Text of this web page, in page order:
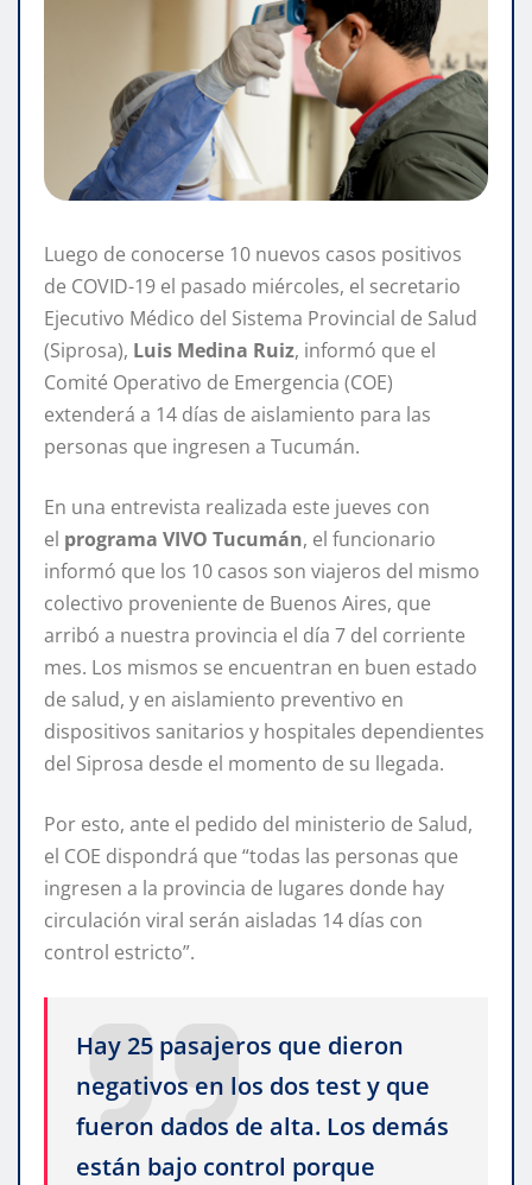
Luego de conocerse 10 nuevos casos positivos
de COVID-19 el pasado miércoles, el secretario
Ejecutivo Médico del Sistema Provincial de Salud
(Siprosa), Luis Medina Ruiz, informó que el
Comité Operativo de Emergencia (COE)
extenderá a 14 días de aislamiento para las
personas que ingresen a Tucumán.
En una entrevista realizada este jueves con
el programa VIVO Tucumán, el funcionario
informó que los 10 casos son viajeros del mismo
colectivo proveniente de Buenos Aires, que
arribó a nuestra provincia el día 7 del corriente
mes. Los mismos se encuentran en buen estado
de salud, y en aislamiento preventivo en
dispositivos sanitarios y hospitales dependientes
del Siprosa desde el momento de su llegada.
Por esto, ante el pedido del ministerio de Salud,
el COE dispondrá que “todas las personas que
ingresen a la provincia de lugares donde hay
circulación viral serán aisladas 14 días con
control estricto”.
Hay 25 pasajeros que dieron
negativos en los dos test y que
fueron dados de alta. Los demás
están bajo control porque